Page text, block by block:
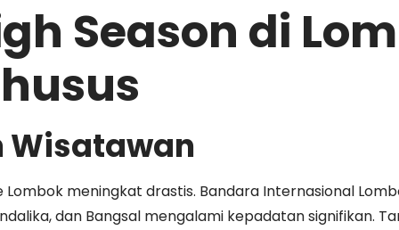
Season di
Wisatawan
Lombok meningkat drastis. Bandara Internasional
dan Bangsal mengalami kepadatan signifikan.